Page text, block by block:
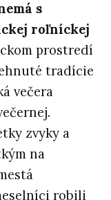
s
roľníckej
prostredí
tradície
večera
zvyky a
na
robili